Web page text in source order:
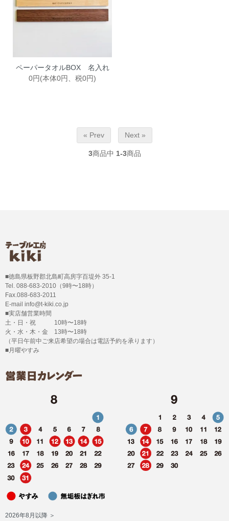
ペーパータオルBOX 名入れ
0円(本体0円、税0円)
« Prev Next »
3商品中 1-3商品
■徳島県板野郡北島町高房字百堤外 35-1
Tel. 088-683-2010（9時〜18時）
Fax.088-683-2011
E-mail info@t-kiki.co.jp
■実店舗営業時間
土・日・祝 10時〜18時
火・水・木・金 13時〜18時
（平日午前中ご来店希望の場合は電話予約を承ります）
■月曜やすみ
2026年8月以降 ＞